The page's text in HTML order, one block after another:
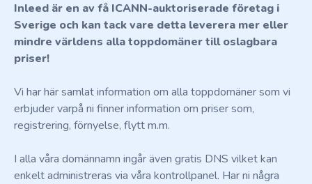
Inleed är en av få ICANN-auktoriserade företag i
Sverige och kan tack vare detta leverera mer eller
mindre världens alla toppdomäner till oslagbara
priser!
Vi har här samlat information om alla toppdomäner som vi
erbjuder varpå ni finner information om priser som,
registrering, förnyelse, flytt m.m.
I alla våra domännamn ingår även gratis DNS vilket kan
enkelt administreras via våra kontrollpanel. Har ni några